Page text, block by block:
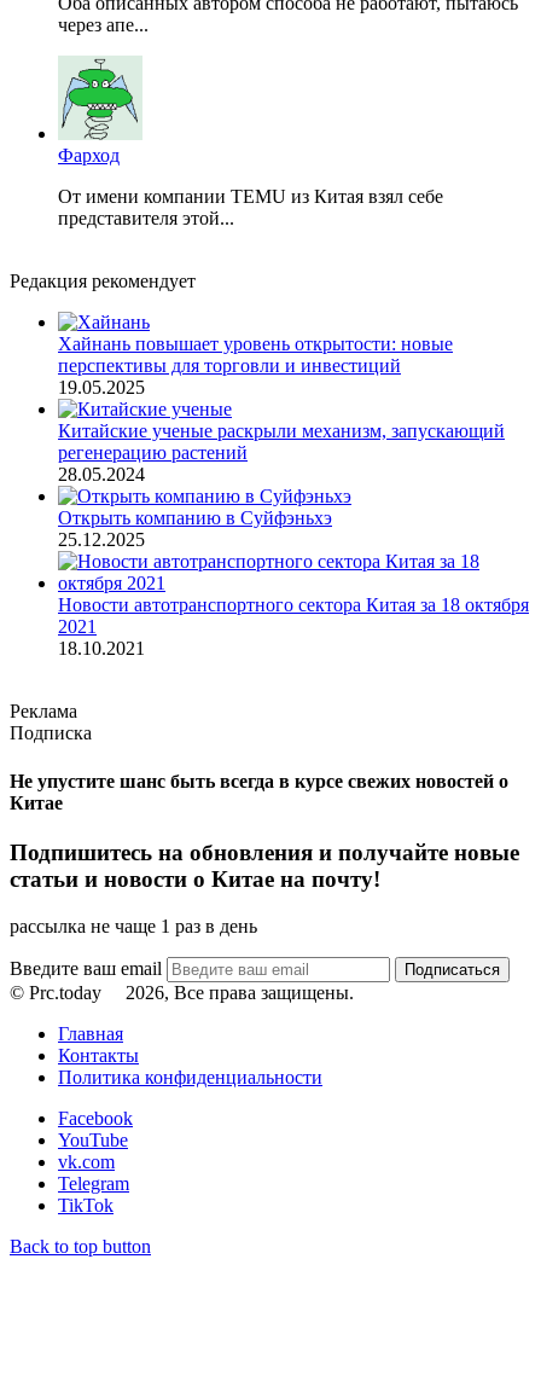
через апе...
Фарход
От имени компании TEMU из Китая взял себе
представителя этой...
Редакция рекомендует
Хайнань повышает уровень открытости: новые
перспективы для торговли и инвестиций
19.05.2025
Китайские ученые раскрыли механизм, запускающий
регенерацию растений
28.05.2024
Открыть компанию в Суйфэньхэ
25.12.2025
Новости автотранспортного сектора Китая за 18 октября
2021
18.10.2021
Реклама
Подписка
Не упустите шанс быть всегда в курсе свежих новостей о
Китае
Подпишитесь на обновления и получайте новые
статьи и новости о Китае на почту!
рассылка не чаще 1 раз в день
Введите ваш email
© Prc.today
2026, Все права защищены.
Главная
Контакты
Политика конфиденциальности
Facebook
YouTube
vk.com
Telegram
TikTok
Back to top button